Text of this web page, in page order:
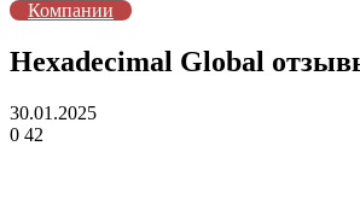
Компании
Hexadecimal Global
30.01.2025
0 42